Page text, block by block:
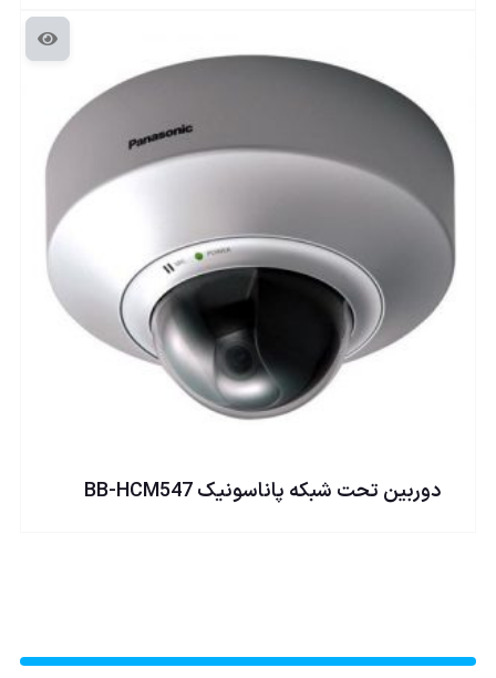
دوربين تحت شبكه پاناسونیک BB-HCM547